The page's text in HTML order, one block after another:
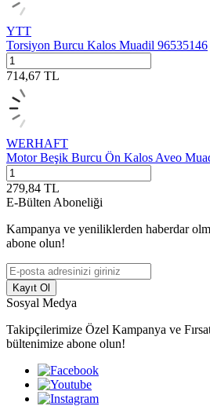
YTT
Torsiyon Burcu Kalos Muadil 96535146
714,67 TL
WERHAFT
Motor Beşik Burcu Ön Kalos Aveo
279,84 TL
E-Bülten Aboneliği
Kampanya ve yeniliklerden haberdar
abone olun!
Kayıt Ol
Sosyal Medya
Takipçilerimize Özel Kampanya ve
bültenimize abone olun!